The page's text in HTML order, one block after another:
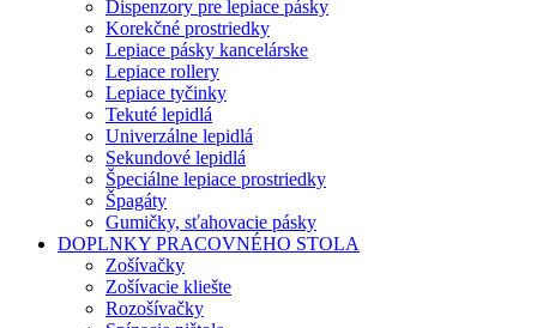
Dispenzory pre lepiace pásky
Korekčné prostriedky
Lepiace pásky kancelárske
Lepiace rollery
Lepiace tyčinky
Tekuté lepidlá
Univerzálne lepidlá
Sekundové lepidlá
Špeciálne lepiace prostriedky
Špagáty
Gumičky, sťahovacie pásky
DOPLNKY PRACOVNÉHO STOLA
Zošívačky
Zošívacie kliešte
Rozošívačky